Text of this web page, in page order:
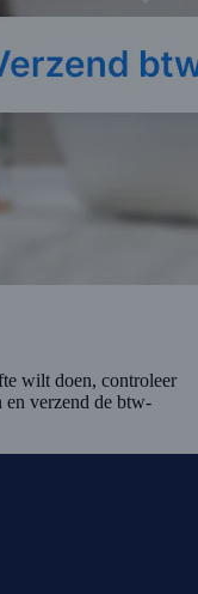
wilt doen, controleer
verzend de btw-